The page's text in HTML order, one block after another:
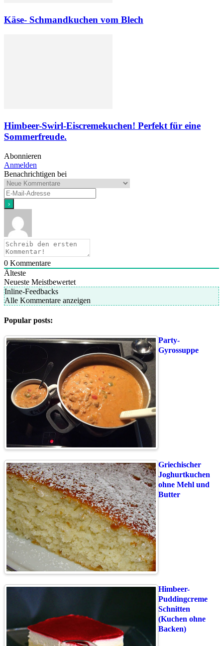
Käse- Schmandkuchen vom Blech
Himbeer-Swirl-Eiscremekuchen! Perfekt für eine
Sommerfreude.
Abonnieren
Anmelden
Benachrichtigen bei
0 Kommentare
Älteste
Neueste Meistbewertet
Inline-Feedbacks
Alle Kommentare anzeigen
Popular posts:
Party-
Gyrossuppe
Griechischer
Joghurtkuchen
ohne Mehl und
Butter
Himbeer-
Puddingcreme
Schnitten
(Kuchen ohne
Backen)